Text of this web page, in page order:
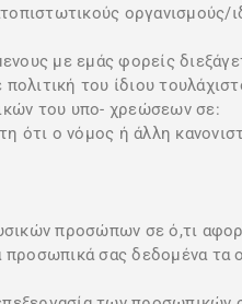
οργανισμούς/
με εμάς φορείς
του ίδιου
του υπο- χρεώσεων σε:
ότι ο νόμος ή άλλη
προσώπων σε ό,τι
σας δεδομένα τα